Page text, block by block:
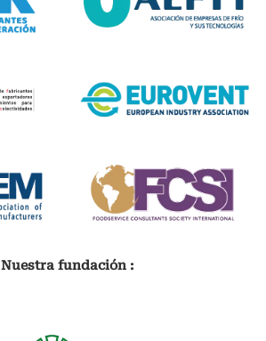
Nuestra fundación :